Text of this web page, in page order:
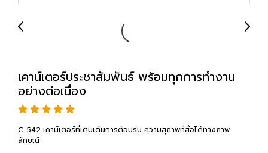
เคาน์เตอร์ประชาสัมพันธ์ พร้อมทุกการทำงาน
อย่างต่อเนื่อง
C-542 เคาน์เตอร์ที่เติมเต็มการต้อนรับ ความสุภาพที่สื่อได้ทางภาพ
ลักษณ์